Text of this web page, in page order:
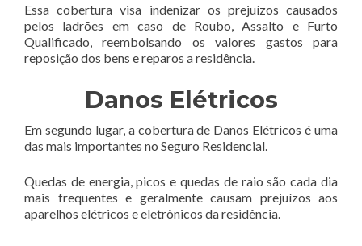
Essa cobertura visa indenizar os prejuízos causados
pelos ladrões em caso de Roubo, Assalto e Furto
Qualificado, reembolsando os valores gastos para
reposição dos bens e reparos a residência.
Danos Elétricos
Em segundo lugar, a cobertura de Danos Elétricos é uma
das mais importantes no Seguro Residencial.
Quedas de energia, picos e quedas de raio são cada dia
mais frequentes e geralmente causam prejuízos aos
aparelhos elétricos e eletrônicos da residência.